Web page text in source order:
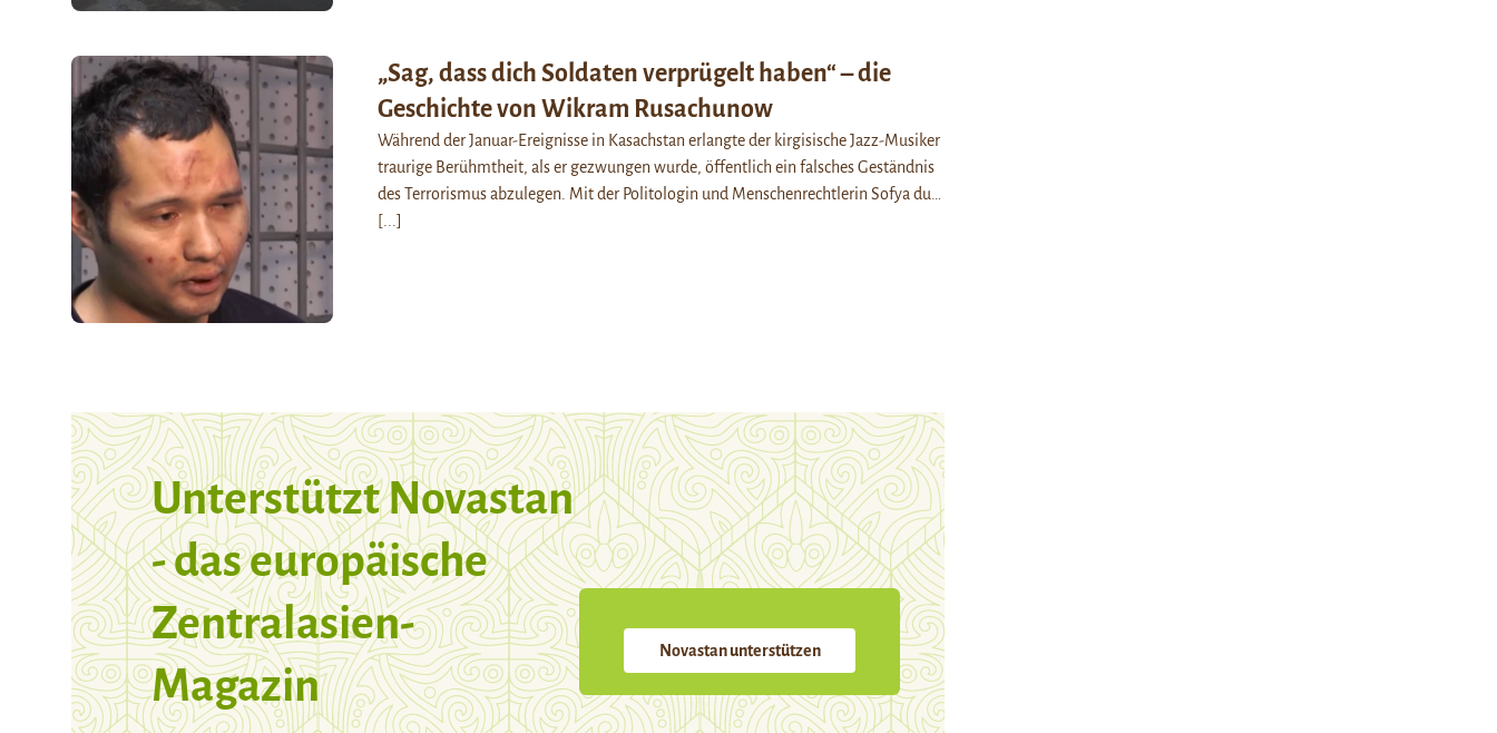
„Sag, dass dich Soldaten verprügelt haben“ – die
Geschichte von Wikram Rusachunow
Während der Januar-Ereignisse in Kasachstan erlangte der kirgisische Jazz-Musiker
traurige Berühmtheit, als er gezwungen wurde, öffentlich ein falsches Geständnis
des Terrorismus abzulegen. Mit der Politologin und Menschenrechtlerin Sofya du…
[...]
Unterstützt Novastan
- das europäische
Zentralasien-
Magazin
Novastan unterstützen